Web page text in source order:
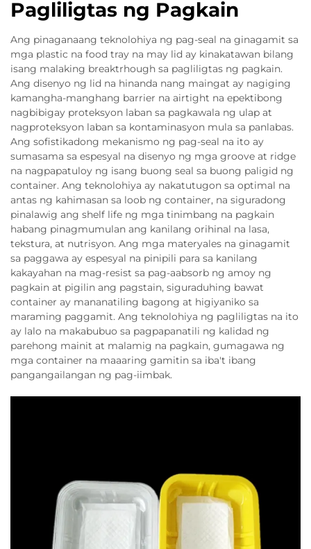
Pagliligtas ng Pagkain
Ang pinaganaang teknolohiya ng pag-seal na ginagamit sa
mga plastic na food tray na may lid ay kinakatawan bilang
isang malaking breaktrhough sa pagliligtas ng pagkain.
Ang disenyo ng lid na hinanda nang maingat ay nagiging
kamangha-manghang barrier na airtight na epektibong
nagbibigay proteksyon laban sa pagkawala ng ulap at
nagproteksyon laban sa kontaminasyon mula sa panlabas.
Ang sofistikadong mekanismo ng pag-seal na ito ay
sumasama sa espesyal na disenyo ng mga groove at ridge
na nagpapatuloy ng isang buong seal sa buong paligid ng
container. Ang teknolohiya ay nakatutugon sa optimal na
antas ng kahimasan sa loob ng container, na siguradong
pinalawig ang shelf life ng mga tinimbang na pagkain
habang pinagmumulan ang kanilang orihinal na lasa,
tekstura, at nutrisyon. Ang mga materyales na ginagamit
sa paggawa ay espesyal na pinipili para sa kanilang
kakayahan na mag-resist sa pag-aabsorb ng amoy ng
pagkain at pigilin ang pagstain, siguraduhing bawat
container ay mananatiling bagong at higiyaniko sa
maraming paggamit. Ang teknolohiya ng pagliligtas na ito
ay lalo na makabubuo sa pagpapanatili ng kalidad ng
parehong mainit at malamig na pagkain, gumagawa ng
mga container na maaaring gamitin sa iba't ibang
pangangailangan ng pag-iimbak.